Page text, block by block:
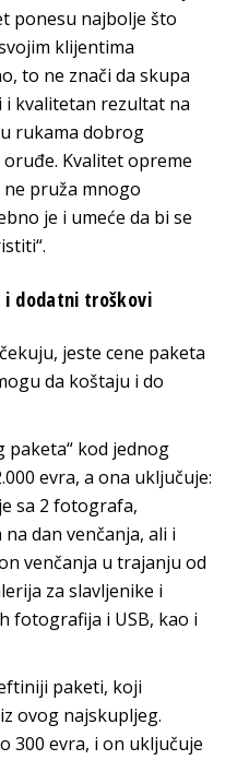
ponesu najbolje što
klijentima
to ne znači da skupa
kvalitetan rezultat na
rukama dobrog
Kvalitet opreme
pruža mnogo
je i umeće da bi se
i dodatni troškovi
jeste cene paketa
da koštaju i do
paketa“ kod jednog
evra, a ona uključuje:
sa 2 fotografa,
dan venčanja, ali i
venčanja u trajanju od
za slavljenike i
fotografija i USB, kao i
paketi, koji
ovog najskupljeg.
300 evra, i on uključuje